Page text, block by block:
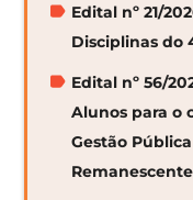
Edital nº 21/
Disciplinas do
Edital nº 56/
Alunos para o
Gestão